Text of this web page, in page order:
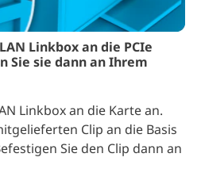
Linkbox an die PCIe
Sie sie dann an Ihrem
Linkbox an die Karte an.
Clip an die Basis
Sie den Clip dann an